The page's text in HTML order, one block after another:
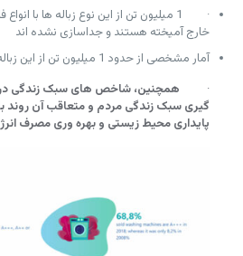
· 1 میلیون تن از این نوع زباله ها با
خارج آمیخته هستند و جداسازی نشده اند
آمار مشخصی از حدود 1 میلیون تن از این زباله ها در دست نیست
· همچنین، شاخص های سبک زندگی
گیری سبک زندگی مردم و متعاقب آن روند
پایداری محیط زیستی و بهره وری مصرف